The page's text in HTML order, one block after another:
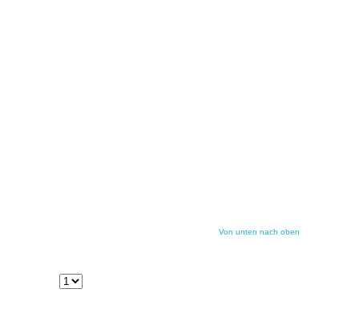
Von unten nach oben